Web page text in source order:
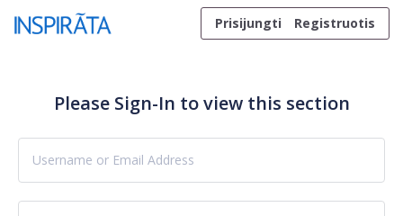
Skip to content
Prisijungti
Registruotis
Please Sign-In to view this section